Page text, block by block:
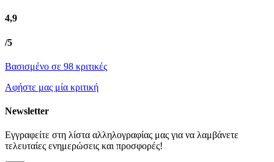
4,9
/5
Βασισμένο σε 98 κριτικές
Αφήστε μας μία κριτική
Newsletter
Εγγραφείτε στη λίστα αλληλογραφίας μας για να λαμβάνετε
τελευταίες ενημερώσεις και προσφορές!